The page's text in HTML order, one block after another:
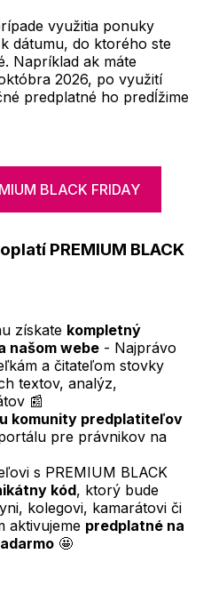
využitia ponuky
dátumu, do ktorého ste
Napríklad ak máte
2026, po využití
predplatné ho predĺžime
BLACK FRIDAY
PREMIUM BLACK
získate kompletný
našom webe - Najprávo
a čitateľom stovky
textov, analýz,
📰
komunity predplatiteľov
pre právnikov na
s PREMIUM BLACK
kód, ktorý bude
kolegovi, kamarátovi či
aktivujeme predplatné na
🤩